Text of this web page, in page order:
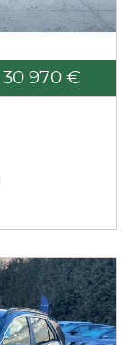
30 970 €